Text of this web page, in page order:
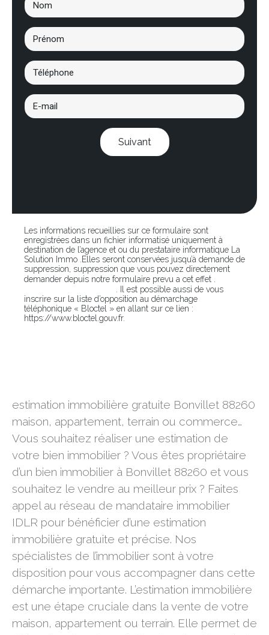
Suivant
Les informations recueillies sur ce formulaire sont
enregistrées dans un fichier informatisé uniquement à
destination de l’agence et ou du prestataire informatique La
Solution Immo .Elles seront conservées jusqu’à demande de
suppression, suppression que vous pouvez directement
demander depuis notre formulaire prevu a cet effet .
. Il est possible aussi de vous
inscrire sur la liste d’opposition au démarchage
téléphonique « Bloctel » en allant sur ce lien :
https://www.bloctel.gouv.fr.
estimation immobilière gratuite Bonvillet 88260
maison, appartement, terrain ou commerce…
Vous souhaitez réaliser une estimation de
votre bien immobilier ? Vous êtes propriétaire
d’un bien immobilier à Bonvillet 88260 et vous
souhaitez le vendre au meilleur prix ? Faites
appel au réseau de mandataire immobilier
IDLR pour bénéficier d’une estimation
immobilière gratuite et précise. Nos
spécialistes de l’immobilier sont à votre
disposition pour vous accompagner dans cette
démarche importante. L’estimation immobilière
est une étape cruciale dans la vente de votre
maison, appartement ou terrain. Elle permet de